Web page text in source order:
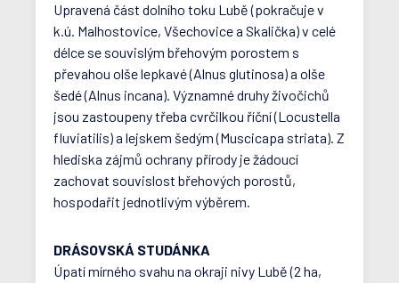
Upravená část dolního toku Lubě (pokračuje v
k.ú. Malhostovice, Všechovice a Skalička) v celé
délce se souvislým břehovým porostem s
převahou olše lepkavé (Alnus glutinosa) a olše
šedé (Alnus incana). Významné druhy živočichů
jsou zastoupeny třeba cvrčilkou říční (Locustella
fluviatilis) a lejskem šedým (Muscicapa striata). Z
hlediska zájmů ochrany přírody je žádoucí
zachovat souvislost břehových porostů,
hospodařit jednotlivým výběrem.
DRÁSOVSKÁ STUDÁNKA
Úpatí mírného svahu na okraji nivy Lubě (2 ha,